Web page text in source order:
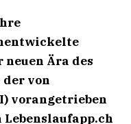
Ära des
von
vorangetrieben